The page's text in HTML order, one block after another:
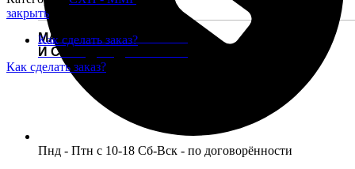
Пнд - Птн с 10-18 Сб-Вск - по договорённости
МАКЕТЫ ГЛУШИТЕЛЕЙ
И САУНДМОДЕРАТОРЫ
ММГ
закрыть
Как сделать заказ?
Как сделать заказ?